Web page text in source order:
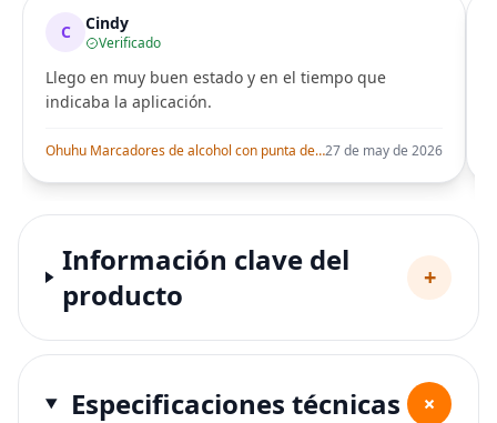
C Cindy
Verificado
Llego en muy buen estado y en el tiempo que
indicaba la aplicación.
Ohuhu Marcadores de alcohol con punta de pincel – Juego de marcadores artísticos de doble punta con certificación AP para artistas adultos27 de may de 2026
Información clave del
producto
+
Especificaciones técnicas +